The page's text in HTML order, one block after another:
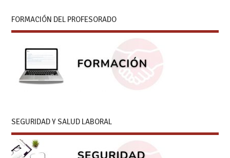
FORMACIÓN DEL PROFESORADO
SEGURIDAD Y SALUD LABORAL